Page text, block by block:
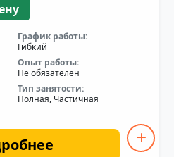
График работы:
Гибкий
Опыт работы:
Не обязателен
Тип занятости:
Полная, Частичная